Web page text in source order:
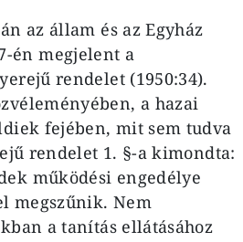
az állam és az Egyház
én megjelent a
rendelet (1950:34).
a hazai
fejében, mit sem tudva
rendelet 1. §-a kimondta:
működési engedélye
megszűnik. Nem
a tanítás ellátásához